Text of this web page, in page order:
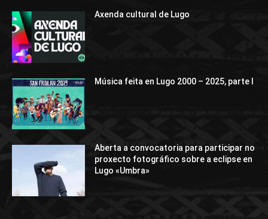
Axenda cultural de Lugo
Música feita en Lugo 2000 – 2025, parte I
Aberta a convocatoria para participar no
proxecto fotográfico sobre a eclipse en
Lugo «Umbra»